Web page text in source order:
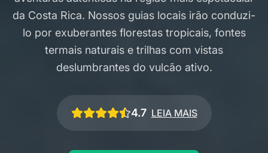
da Costa Rica. Nossos guias locais irão conduzi-
lo por exuberantes florestas tropicais, fontes
termais naturais e trilhas com vistas
deslumbrantes do vulcão ativo.
4.7 LEIA MAIS